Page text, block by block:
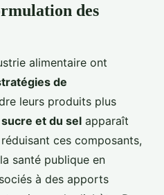
des
alimentaire ont
de
leurs produits plus
et du sel apparaît
ces composants,
santé publique en
à des apports